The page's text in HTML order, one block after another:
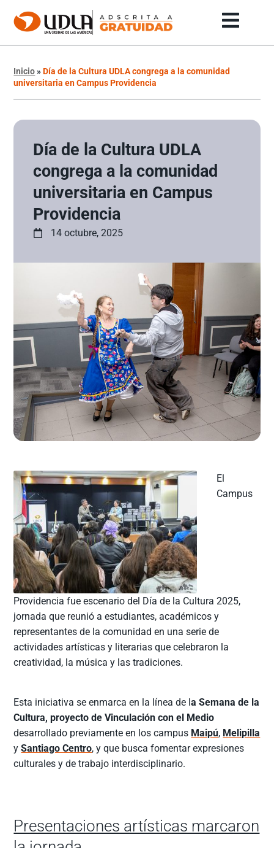
Inicio»Día de la Cultura UDLA congrega a la comunidad
universitaria en Campus Providencia
Día de la Cultura UDLA
congrega a la comunidad
universitaria en Campus
Providencia
14 octubre, 2025
El
Campus
Providencia fue escenario del Día de la Cultura 2025,
jornada que reunió a estudiantes, académicos y
representantes de la comunidad en una serie de
actividades artísticas y literarias que celebraron la
creatividad, la música y las tradiciones.
Esta iniciativa se enmarca en la línea de la Semana de la
Cultura, proyecto de Vinculación con el Medio
desarrollado previamente en los campus Maipú, Melipilla
ySantiago Centro, y que busca fomentar expresiones
culturales y de trabajo interdisciplinario.
Presentaciones artísticas marcaron